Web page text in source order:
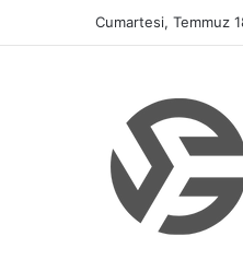
Cumartesi, Temmuz